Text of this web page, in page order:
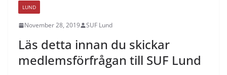
LUND
November 28, 2019 SUF Lund
Läs detta innan du skickar
medlemsförfrågan till SUF Lund